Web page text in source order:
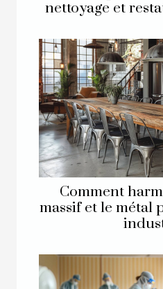
nettoyage et
Comment
massif et le métal